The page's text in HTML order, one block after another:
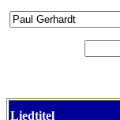
Liedtitel